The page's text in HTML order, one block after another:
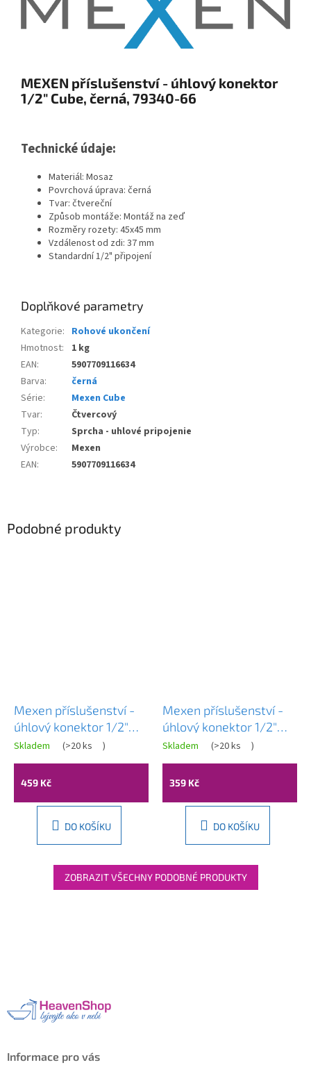
MEXEN příslušenství - úhlový konektor
1/2" Cube, černá, 79340-66
Technické údaje:
Materiál: Mosaz
Povrchová úprava: černá
Tvar: čtvereční
Způsob montáže: Montáž na zeď
Rozměry rozety: 45x45 mm
Vzdálenost od zdi: 37 mm
Standardní 1/2" připojení
Doplňkové parametry
Kategorie: Rohové ukončení
Hmotnost:
1 kg
EAN:
5907709116634
Barva:
černá
Série:
Mexen Cube
Tvar:
Čtvercový
Typ:
Sprcha - uhlové pripojenie
Výrobce:
Mexen
EAN: 5907709116634
Podobné produkty
Mexen příslušenství -
úhlový konektor 1/2"
Cube, bílá, 79340-20
Skladem (>20 ks )
459 Kč
DO KOŠÍKU
Mexen příslušenství -
úhlový konektor 1/2"
Cube, chrom, 79340-00
Skladem (>20 ks )
359 Kč
DO KOŠÍKU
ZOBRAZIT VŠECHNY PODOBNÉ PRODUKTY
Informace pro vás